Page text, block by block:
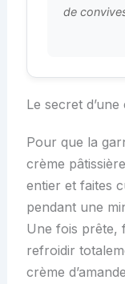
de
Le secret
Pour que la
crème
entier et faites
pendant une
Une fois prête,
refroidir
crème